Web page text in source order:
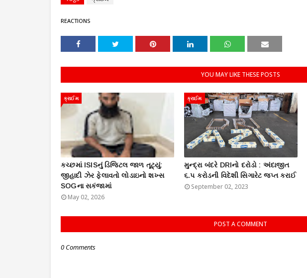
REACTIONS
YOU MAY LIKE THESE POSTS
ક્રાઈમ
કચ્છમાં ISISનું ડિજિટલ જાળ તૂટ્યું:
જીહાદી ઝેર ફેલાવતો લોડાઇનો શખ્સ
SOGના સકંજામાં
May 02, 2026
ક્રાઈમ
મુન્દ્રા બંદરે DRIનો દરોડો : અંદાજીત
૬.૫ કરોડની વિદેશી સિગારેટ જપ્ત કરાઈ
September 02, 2023
POST A COMMENT
0 Comments